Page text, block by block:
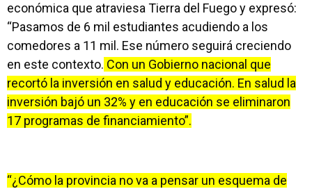
económica que atraviesa Tierra del Fuego y expresó:
“Pasamos de 6 mil estudiantes acudiendo a los
comedores a 11 mil. Ese número seguirá creciendo
en este contexto. Con un Gobierno nacional que
recortó la inversión en salud y educación. En salud la
inversión bajó un 32% y en educación se eliminaron
17 programas de financiamiento”.
“¿Cómo la provincia no va a pensar un esquema de